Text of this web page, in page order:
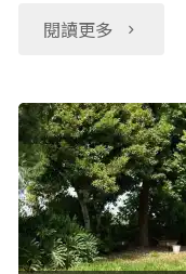
天
像
這
樣"
閱讀更多
"比
力
發
展